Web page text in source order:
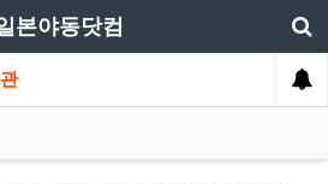
본야동닷컴